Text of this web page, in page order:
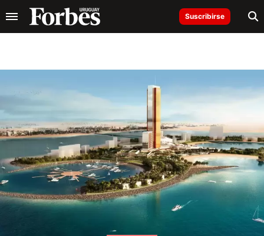
Suscribirse